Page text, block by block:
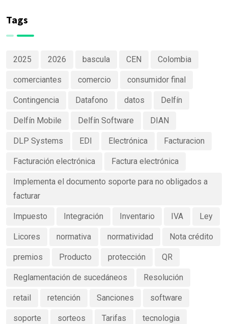
Tags
2025 2026 bascula CEN Colombia
comerciantes comercio consumidor final
Contingencia Datafono datos Delfín
Delfín Mobile Delfín Software DIAN
DLP Systems EDI Electrónica Facturacion
Facturación electrónica Factura electrónica
Implementa el documento soporte para no obligados a
facturar
Impuesto Integración Inventario IVA Ley
Licores normativa normatividad Nota crédito
premios Producto protección QR
Reglamentación de sucedáneos Resolución
retail retención Sanciones software
soporte sorteos Tarifas tecnologia